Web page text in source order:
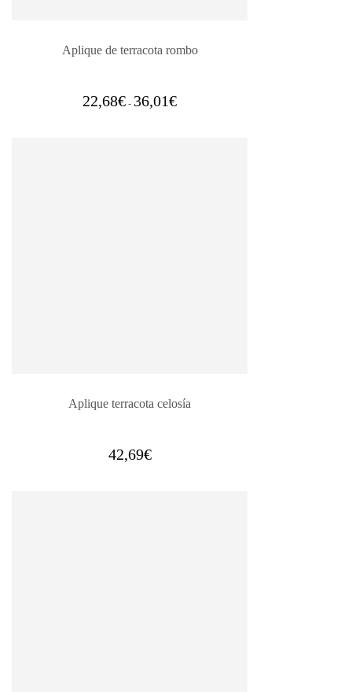
Aplique de terracota rombo
22,68€ - 36,01€Rango
de
Aplique terracota celosía
42,69€